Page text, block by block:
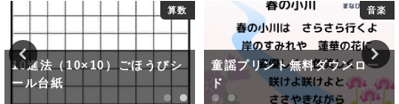
算数
10進法（10×10）ごほうびシ
ール台紙
音楽
童謡プリント無料ダウンロー
ド